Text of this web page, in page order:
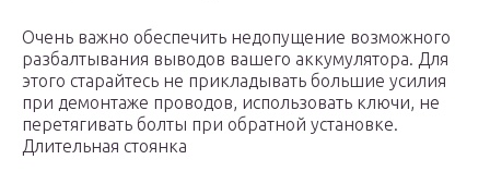
Очень важно обеспечить недопущение возможного
разбалтывания выводов вашего аккумулятора. Для
этого старайтесь не прикладывать большие усилия
при демонтаже проводов, использовать ключи, не
перетягивать болты при обратной установке.
Длительная стоянка